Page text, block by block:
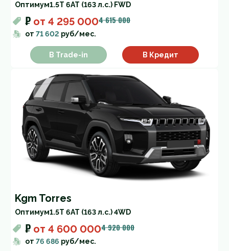
Оптимум1.5T 6AT (163 л.с.) FWD
₽ от 4 295 0004 615 000
от 71 602 руб/мес.
В Trade-in В Кредит
Kgm Torres
Оптимум1.5T 6AT (163 л.с.) 4WD
₽ от 4 600 0004 920 000
от 76 686 руб/мес.